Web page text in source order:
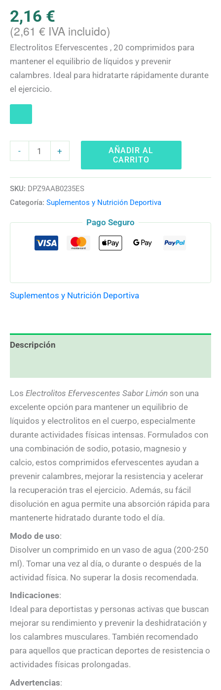
2,16 €
(2,61 € IVA incluido)
Electrolitos Efervescentes , 20 comprimidos para
mantener el equilibrio de líquidos y prevenir
calambres. Ideal para hidratarte rápidamente durante
el ejercicio.
- +
AÑADIR AL
CARRITO
SKU: DPZ9AAB0235ES
Categoría: Suplementos y Nutrición Deportiva
Pago Seguro
Suplementos y Nutrición Deportiva
Descripción
Los Electrolitos Efervescentes Sabor Limón son una
excelente opción para mantener un equilibrio de
líquidos y electrolitos en el cuerpo, especialmente
durante actividades físicas intensas. Formulados con
una combinación de sodio, potasio, magnesio y
calcio, estos comprimidos efervescentes ayudan a
prevenir calambres, mejorar la resistencia y acelerar
la recuperación tras el ejercicio. Además, su fácil
disolución en agua permite una absorción rápida para
mantenerte hidratado durante todo el día.
Modo de uso:
Disolver un comprimido en un vaso de agua (200-250
ml). Tomar una vez al día, o durante o después de la
actividad física. No superar la dosis recomendada.
Indicaciones:
Ideal para deportistas y personas activas que buscan
mejorar su rendimiento y prevenir la deshidratación y
los calambres musculares. También recomendado
para aquellos que practican deportes de resistencia o
actividades físicas prolongadas.
Advertencias: